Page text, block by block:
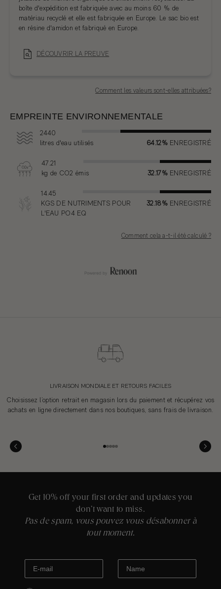
boîte d'expédition est fabriquée avec au moins 60 % de
matériau recyclé et elle est fabriquée en Europe. Le sac bio est
en résine d'amidon et fabriqué en Europe.
DÉCOUVRIR LA PREUVE
Comment les valeurs sont-elles attribuées?
EMPREINTE ENVIRONNEMENTALE
2440
litres d'eau utilisés 64.12% ENREGISTRÉ
47.21
kg de CO2 émis 32.17% ENREGISTRÉ
14.45
KGS DE NUTRIMENTS POUR
L'EAU PO4 EQ
32.18% ENREGISTRÉ
Comment cela a-t-il été calculé ?
LIVRAISON MONDIALE ET RETOURS FACILES
Choisissez l’option retrait en magasin lors du paiement et récupérez vos
achats en ligne directement dans nos boutiques, sans frais de livraison.
Aller à l'élément 1
Aller à l'élément 2
Aller à l'élément 3
Aller à l'élément 4
Aller à l'élément 5
Get 10% off your first order and updates you
don’t want to miss.
Pas de spam, vous pouvez vous désabonner à
tout moment.